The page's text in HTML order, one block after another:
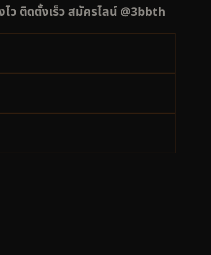
ว ติดตั้งเร็ว สมัครไลน์ @3bbth